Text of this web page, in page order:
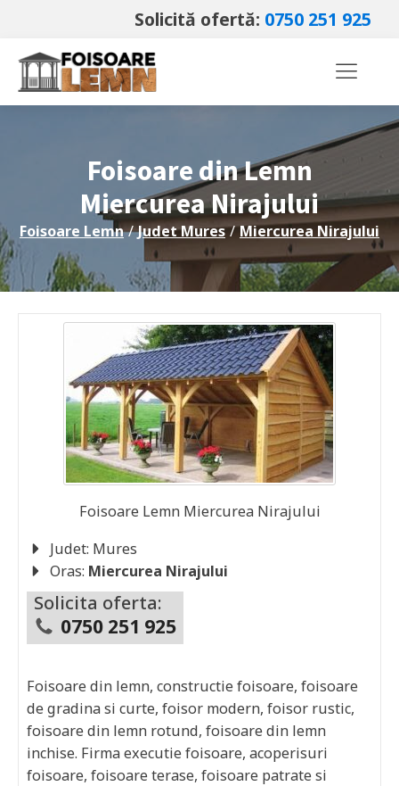
Solicită ofertă: 0750 251 925
Foisoare din Lemn
Miercurea Nirajului
Foisoare Lemn / JudetMures / Miercurea Nirajului
Foisoare Lemn Miercurea Nirajului
Judet: Mures
Oras: Miercurea Nirajului
Solicita oferta:
0750 251 925
Foisoare din lemn, constructie foisoare, foisoare
de gradina si curte, foisor modern, foisor rustic,
foisoare din lemn rotund, foisoare din lemn
inchise. Firma executie foisoare, acoperisuri
foisoare, foisoare terase, foisoare patrate si